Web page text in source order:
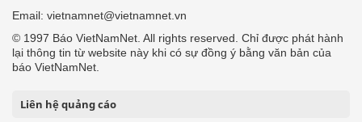
Email: vietnamnet@vietnamnet.vn
© 1997 Báo VietNamNet. All rights reserved. Chỉ được phát hành
lại thông tin từ website này khi có sự đồng ý bằng văn bản của
báo VietNamNet.
Liên hệ quảng cáo